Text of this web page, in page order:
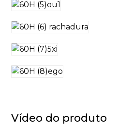
Vídeo do produto